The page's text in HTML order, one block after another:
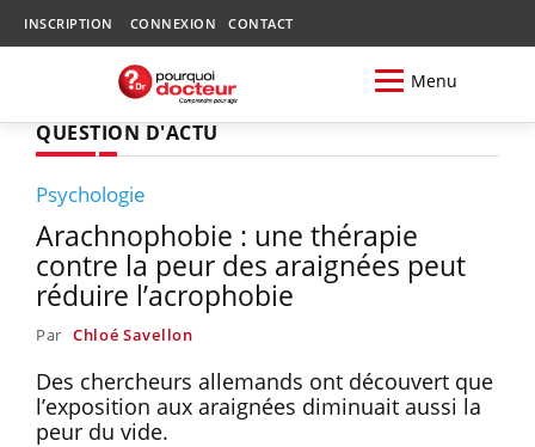
INSCRIPTION CONNEXION CONTACT
Menu
QUESTION D'ACTU
Psychologie
Arachnophobie : une thérapie
contre la peur des araignées peut
réduire l’acrophobie
Par Chloé Savellon
Des chercheurs allemands ont découvert que
l’exposition aux araignées diminuait aussi la
peur du vide.